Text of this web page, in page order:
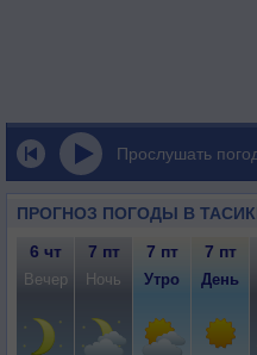
Прослушать
ПРОГНОЗ ПОГОДЫ В
6 чт 7 пт 7 пт 7 пт
Вечер Ночь Утро День